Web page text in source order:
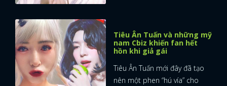
Tiêu Ân Tuấn và những mỹ
nam Cbiz khiến fan hết
hồn khi giả gái
Tiêu Ân Tuấn mới đây đã tạo
nên một phen “hú vía” cho